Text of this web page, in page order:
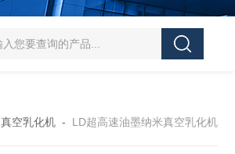
SJMFSID/希德 鸡骨泥湿法粉碎胶体磨 超细粉
真空乳化机 - LD超高速油墨纳米真空乳化机